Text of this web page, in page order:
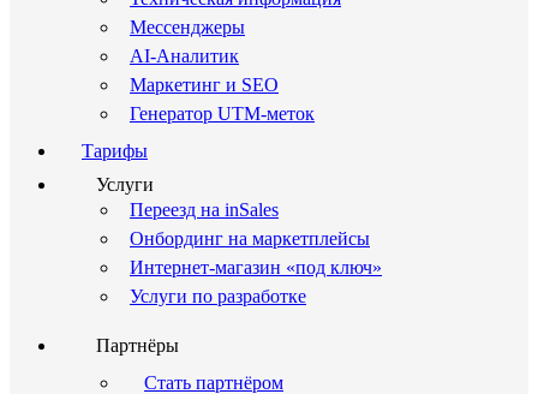
Мессенджеры
AI-Аналитик
Маркетинг и SEO
Генератор UTM-меток
Тарифы
Услуги
Переезд на inSales
Онбординг на маркетплейсы
Интернет-магазин «под ключ»
Услуги по разработке
Партнёры
Стать партнёром